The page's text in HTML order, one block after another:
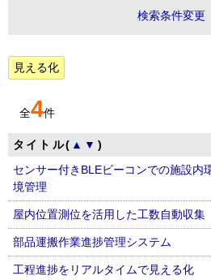
検索条件変更
⾒える化
全4件
タイトル( ▲ ▼ )
センサー付きBLEビーコンでの施設内
境管理
屋内位置測位を活用した工数自動収集
部品運搬作業進捗管理システム
工程進捗をリアルタイムで見える化